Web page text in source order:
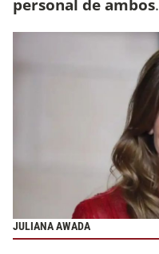
personal de ambos.
JULIANA AWADA